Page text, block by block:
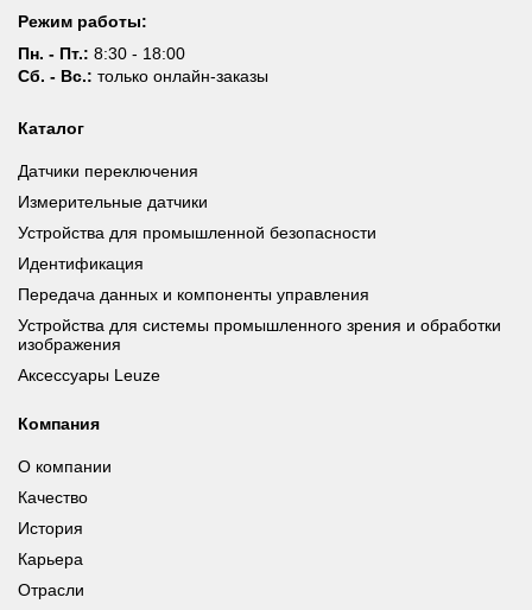
Режим работы:
Пн. - Пт.: 8:30 - 18:00
Сб. - Вс.: только онлайн-заказы
Каталог
Датчики переключения
Измерительные датчики
Устройства для промышленной безопасности
Идентификация
Передача данных и компоненты управления
Устройства для системы промышленного зрения и обработки
изображения
Аксессуары Leuze
Компания
О компании
Качество
История
Карьера
Отрасли